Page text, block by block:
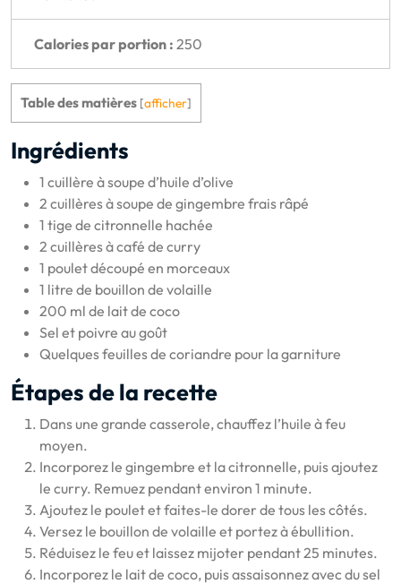
Calories par portion : 250
Table des matières [afficher]
Ingrédients
1 cuillère à soupe d’huile d’olive
2 cuillères à soupe de gingembre frais râpé
1 tige de citronnelle hachée
2 cuillères à café de curry
1 poulet découpé en morceaux
1 litre de bouillon de volaille
200 ml de lait de coco
Sel et poivre au goût
Quelques feuilles de coriandre pour la garniture
Étapes de la recette
Dans une grande casserole, chauffez l’huile à feu
moyen.
Incorporez le gingembre et la citronnelle, puis ajoutez
le curry. Remuez pendant environ 1 minute.
Ajoutez le poulet et faites-le dorer de tous les côtés.
Versez le bouillon de volaille et portez à ébullition.
Réduisez le feu et laissez mijoter pendant 25 minutes.
Incorporez le lait de coco, puis assaisonnez avec du sel